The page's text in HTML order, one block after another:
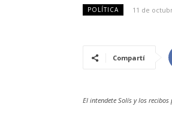
POLÍTICA 11 de
Compartí
El intendete Solís y los recibos